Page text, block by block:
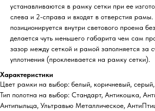
устанавливаются в рамку сетки при ее
слева и 2-справа и входят в отверстия рамы.
позиционируется внутри светового проема
делается чуть меньшего габарита чем сам
зазор между сеткой и рамой заполняется за
уплотнения (проклеивается на рамку сетки).
Характеристики
Цвет рамки на выбор: белый, коричневый, серый,
Тип полотна на выбор: Стандарт, Антикошка,
Антипыльца, Ультравью Металлическое,